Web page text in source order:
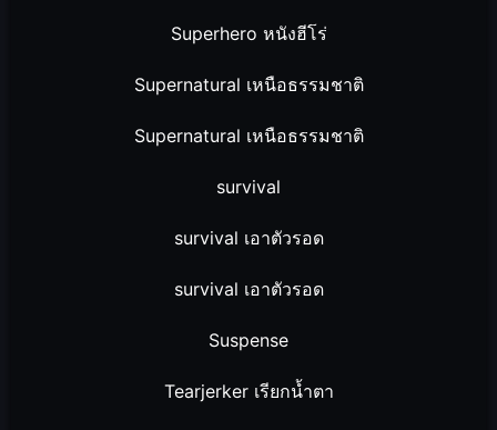
Superhero หนังฮีโร่
Supernatural เหนือธรรมชาติ
Supernatural เหนือธรรมชาติ
survival
survival เอาตัวรอด
survival เอาตัวรอด
Suspense
Tearjerker เรียกน้ำตา